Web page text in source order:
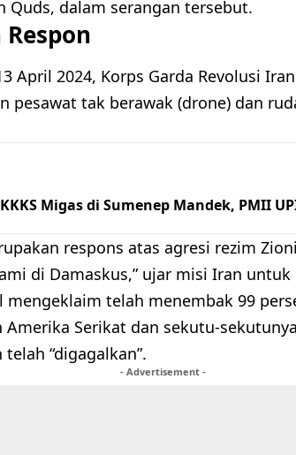
Quds, dalam serangan tersebut.
April 2024, Korps Garda Revolusi
pesawat tak berawak (drone) dan
Migas di Sumenep Mandek, PMII
respons atas agresi rezim
di Damaskus,” ujar misi Iran untuk
telah menembak 99
Serikat dan sekutu-
“digagalkan”.
- Advertisement -